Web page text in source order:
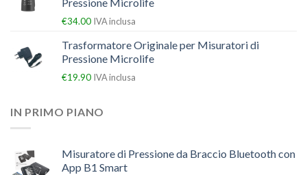
€34.00 IVA inclusa
Trasformatore Originale per Misuratori di
Pressione Microlife
€19.90 IVA inclusa
IN PRIMO PIANO
Misuratore di Pressione da Braccio Bluetooth con
App B1 Smart